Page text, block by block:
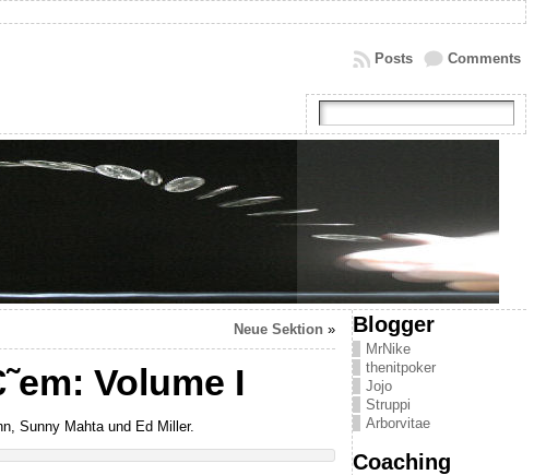
Comments
Posts
Neue Sektion »
Volume I
Sunny Mahta und Ed Miller.
Blogger
MrNike
thenitpoker
Jojo
Struppi
Arborvitae
Coaching